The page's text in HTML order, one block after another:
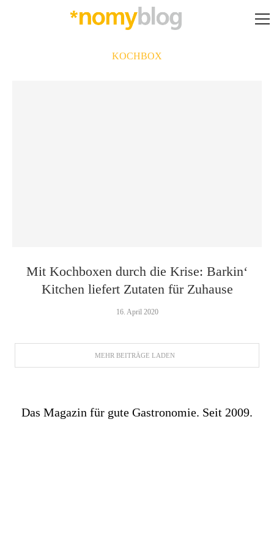
KOCHBOX
Mit Kochboxen durch die Krise: Barkin‘
Kitchen liefert Zutaten für Zuhause
16. April 2020
MEHR BEITRÄGE LADEN
Das Magazin für gute Gastronomie. Seit 2009.